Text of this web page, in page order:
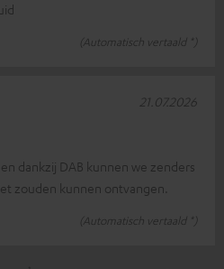
(Automatisch vertaald *)
dankzij DAB kunnen we zenders
zouden kunnen ontvangen.
(Automatisch vertaald *)
21.07.2026